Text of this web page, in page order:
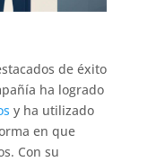
de éxito
ha logrado
y ha utilizado
en que
Con su